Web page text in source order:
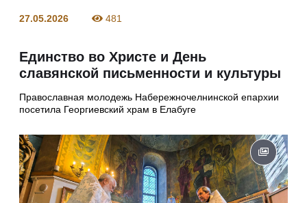
27.05.2026 481
Единство во Христе и День
славянской письменности и культуры
Православная молодежь Набережночелнинской епархии
посетила Георгиевский храм в Елабуге